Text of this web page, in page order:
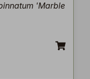
'Marble